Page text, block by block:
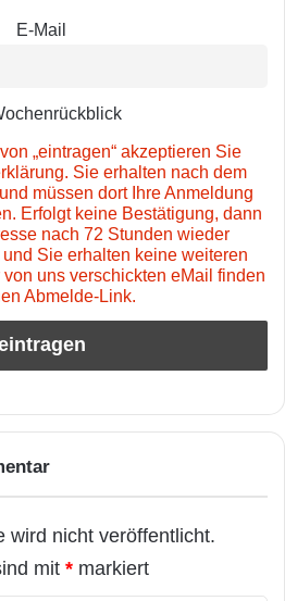
E-Mail
„eintragen“ akzeptieren Sie
Sie erhalten nach dem
müssen dort Ihre Anmeldung
Erfolgt keine Bestätigung, dann
nach 72 Stunden wieder
Sie erhalten keine weiteren
uns verschickten eMail finden
Abmelde-Link.
wird nicht veröffentlicht.
mit * markiert